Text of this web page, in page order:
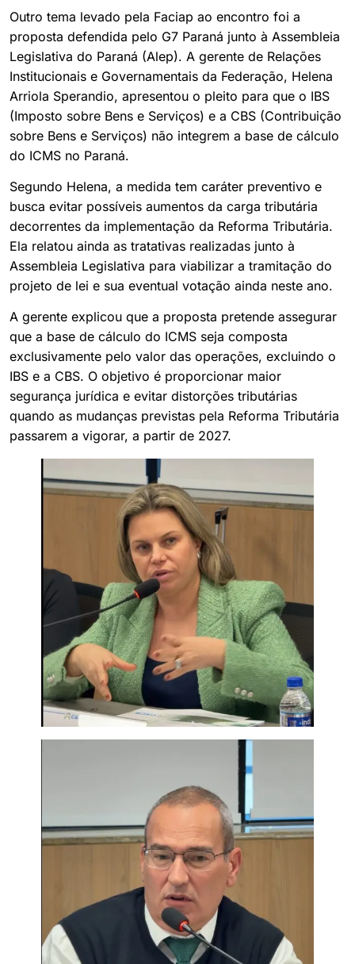
Outro tema levado pela Faciap ao encontro foi a
proposta defendida pelo G7 Paraná junto à Assembleia
Legislativa do Paraná (Alep). A gerente de Relações
Institucionais e Governamentais da Federação, Helena
Arriola Sperandio, apresentou o pleito para que o IBS
(Imposto sobre Bens e Serviços) e a CBS (Contribuição
sobre Bens e Serviços) não integrem a base de cálculo
do ICMS no Paraná.
Segundo Helena, a medida tem caráter preventivo e
busca evitar possíveis aumentos da carga tributária
decorrentes da implementação da Reforma Tributária.
Ela relatou ainda as tratativas realizadas junto à
Assembleia Legislativa para viabilizar a tramitação do
projeto de lei e sua eventual votação ainda neste ano.
A gerente explicou que a proposta pretende assegurar
que a base de cálculo do ICMS seja composta
exclusivamente pelo valor das operações, excluindo o
IBS e a CBS. O objetivo é proporcionar maior
segurança jurídica e evitar distorções tributárias
quando as mudanças previstas pela Reforma Tributária
passarem a vigorar, a partir de 2027.